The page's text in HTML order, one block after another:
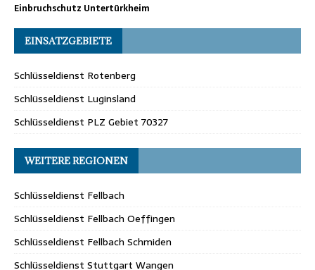
Einbruchschutz Untertürkheim
EINSATZGEBIETE
Schlüsseldienst Rotenberg
Schlüsseldienst Luginsland
Schlüsseldienst PLZ Gebiet 70327
WEITERE REGIONEN
Schlüsseldienst Fellbach
Schlüsseldienst Fellbach Oeffingen
Schlüsseldienst Fellbach Schmiden
Schlüsseldienst Stuttgart Wangen